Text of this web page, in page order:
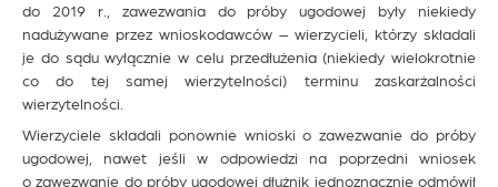
do 2019 r., zawezwania do próby ugodowej były niekiedy
nadużywane przez wnioskodawców – wierzycieli, którzy składali
je do sądu wyłącznie w celu przedłużenia (niekiedy wielokrotnie
co do tej samej wierzytelności) terminu zaskarżalności
wierzytelności.
Wierzyciele składali ponownie wnioski o zawezwanie do próby
ugodowej, nawet jeśli w odpowiedzi na poprzedni wniosek
o zawezwanie do próby ugodowej dłużnik jednoznacznie odmówił